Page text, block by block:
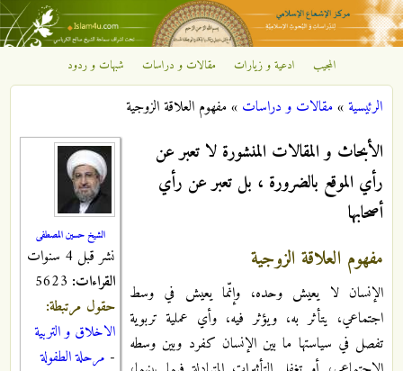
تجاوز إلى المحتوى الرئيسي
مركز
الإشعاع
الإسلامي
المجيب ادعية و زيارات مقالات و دراسات شبهات و ردود
أنت هنا
الرئيسية»مقالات و دراسات »مفهوم العلاقة الزوجية
الشيخ حسين المصطفى
نشر قبل 4 سنوات
القراءات:
حقول مرتبطة:
الاخلاق و التربية
- مرحلة الطفولة
الأبحاث و المقالات المنشورة لا تعبر عن
رأي الموقع بالضرورة ، بل تعبر عن رأي
أصحابها
مفهوم العلاقة الزوجية
الإنسان لا يعيش وحده، وإنّما يعيش في وسط
اجتماعي، يتأثر به، ويؤثر فيه، وأي عملية تربوية
تفصل في سياستها ما بين الإنسان كفرد وبين وسطه